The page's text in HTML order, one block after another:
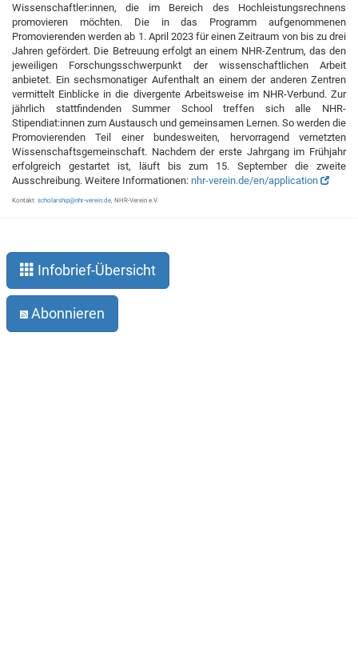
Wissenschaftler:innen, die im Bereich des Hochleistungsrechnens
promovieren möchten. Die in das Programm aufgenommenen
Promovierenden werden ab 1. April 2023 für einen Zeitraum von bis zu drei
Jahren gefördert. Die Betreuung erfolgt an einem NHR-Zentrum, das den
jeweiligen Forschungsschwerpunkt der wissenschaftlichen Arbeit
anbietet. Ein sechsmonatiger Aufenthalt an einem der anderen Zentren
vermittelt Einblicke in die divergente Arbeitsweise im NHR-Verbund. Zur
jährlich stattfindenden Summer School treffen sich alle NHR-
Stipendiat:innen zum Austausch und gemeinsamen Lernen. So werden die
Promovierenden Teil einer bundesweiten, hervorragend vernetzten
Wissenschaftsgemeinschaft. Nachdem der erste Jahrgang im Frühjahr
erfolgreich gestartet ist, läuft bis zum 15. September die zweite
Ausschreibung. Weitere Informationen: nhr-verein.de/en/application
Kontakt: scholarship@nhr-verein.de , NHR-Verein e.V.
Infobrief-Übersicht
Abonnieren